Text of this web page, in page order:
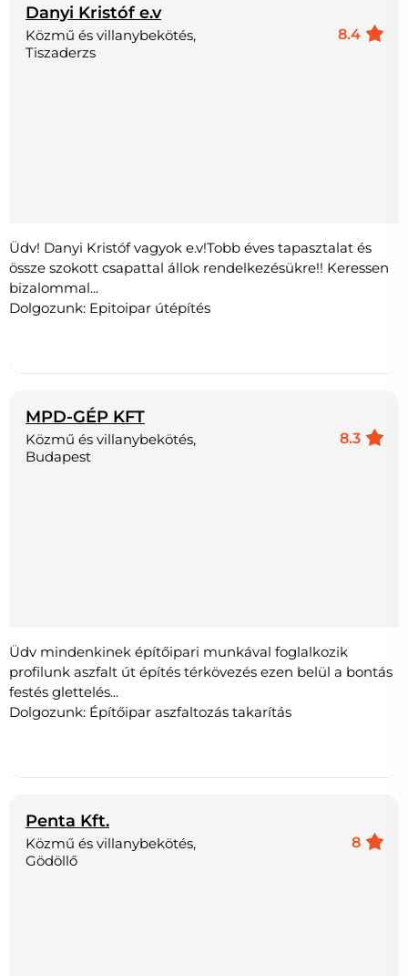
Danyi Kristóf e.v
8.4
Közmű és villanybekötés,
Tiszaderzs
Üdv! Danyi Kristóf vagyok e.v!Tobb éves tapasztalat és
össze szokott csapattal állok rendelkezésükre!! Keressen
bizalommal...
Dolgozunk: Epitoipar útépítés
MPD-GÉP KFT
8.3
Közmű és villanybekötés,
Budapest
Üdv mindenkinek építőipari munkával foglalkozik
profilunk aszfalt út építés térkövezés ezen belül a bontás
festés glettelés...
Dolgozunk: Építőipar aszfaltozás takarítás
Penta Kft.
8
Közmű és villanybekötés,
Gödöllő